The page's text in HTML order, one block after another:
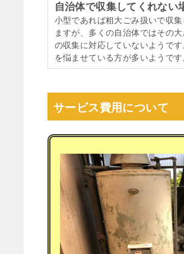
自治体で収集してくれない
小型であれば粗大ごみ扱いで収
ますが、多くの自治体ではその
の収集に対応していないようで
を悩ませている方が多いようです
サービス費用について